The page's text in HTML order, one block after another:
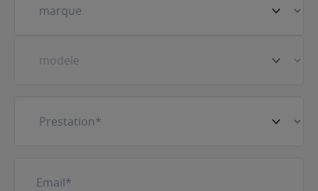
véhicule(Nécessaire)
mail(Nécessaire)